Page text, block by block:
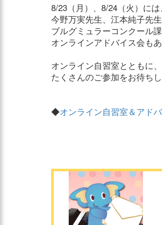
8/23（月）、8/24（火）には、
今野万実先生、江本純子先
ブルグミュラーコンクール
オンラインアドバイス会も
オンライン自習室とともに
たくさんのご参加をお待ち
◆オンライン自習室＆アド